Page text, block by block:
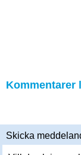
Kommentarer
Skicka